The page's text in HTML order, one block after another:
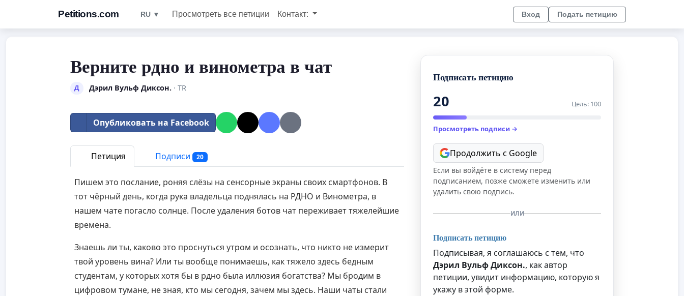
Petitions.com RU ▼ Просмотреть все петиции Контакт: Вход Подать петицию
Верните рдно и винометра в чат
Д Дэрил Вульф Диксон.· TR
Опубликовать на Facebook
Петиция Подписи 20
Пишем это послание, роняя слёзы на сенсорные экраны своих смартфонов. В
тот чёрный день, когда рука владельца поднялась на РДНО и Винометра, в
нашем чате погасло солнце. После удаления ботов чат переживает тяжелейшие
времена.
Знаешь ли ты, каково это проснуться утром и осознать, что никто не измерит
твой уровень вина? Или ты вообще понимаешь, как тяжело здесь бедным
студентам, у которых хотя бы в рдно была иллюзия богатства? Мы бродим в
цифровом тумане, не зная, кто мы сегодня, зачем мы здесь. Наши чаты стали
Подписать петицию
20 Цель: 100
Просмотреть подписи →
Продолжить с Google
Если вы войдёте в систему перед
подписанием, позже сможете изменить или
удалить свою подпись.
ИЛИ
Подписать петицию
Подписывая, я соглашаюсь с тем, что
Дэрил Вульф Диксон., как автор
петиции, увидит информацию, которую я
укажу в этой форме.